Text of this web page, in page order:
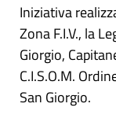
Iniziativa
Zona F.I.V., la
Giorgio,
C.I.S.O.M.
San Giorgio.